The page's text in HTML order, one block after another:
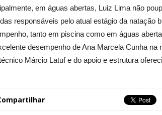
em águas abertas, Luiz Lima não
responsáveis pelo atual estágio da natação
tanto em piscina como em águas
desempenho de Ana Marcela Cunha
Márcio Latuf e do apoio e estrutura